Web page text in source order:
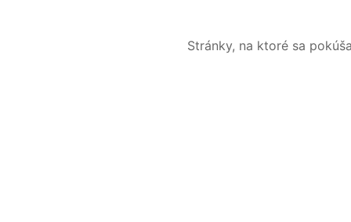
Stránky, na ktoré sa